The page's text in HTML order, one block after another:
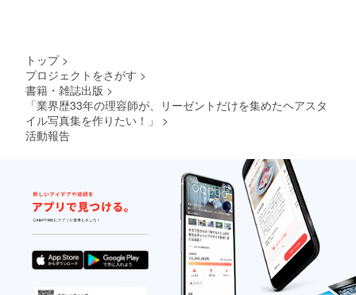
トップ >
プロジェクトをさがす >
書籍・雑誌出版 >
「業界歴33年の理容師が、リーゼントだけを集めたヘアスタ
イル写真集を作りたい！」
>
活動報告